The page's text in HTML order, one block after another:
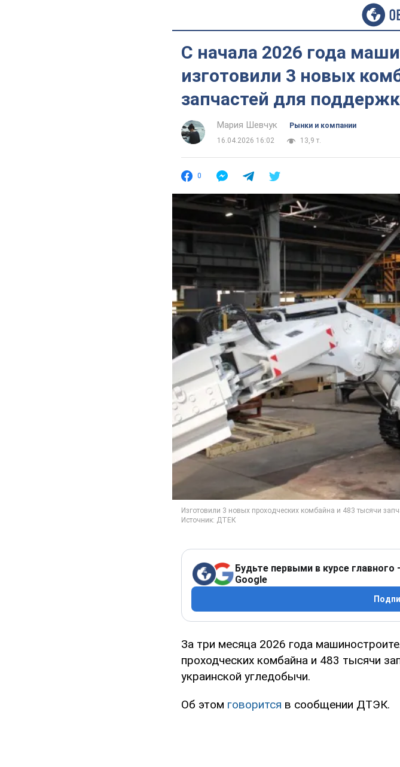
С начала 2026 года
изготовили 3 новых
запчастей для
Мария Шевчук
Рынки и компании
16.04.2026 16:02
13,9 т.
0
Будьте первыми в курсе
Google
За три месяца 2026 года
проходческих комбайна и 483 тысячи
украинской угледобычи.
Об этом говорится в сообщении ДТЭК.